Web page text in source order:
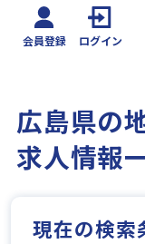
会員登録 ログイン
広島県の
求人情報
現在の検索